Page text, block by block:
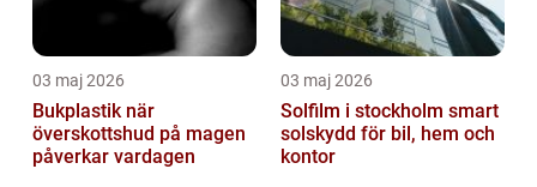
03 maj 2026
Bukplastik när
överskottshud på magen
påverkar vardagen
03 maj 2026
Solfilm i stockholm smart
solskydd för bil, hem och
kontor